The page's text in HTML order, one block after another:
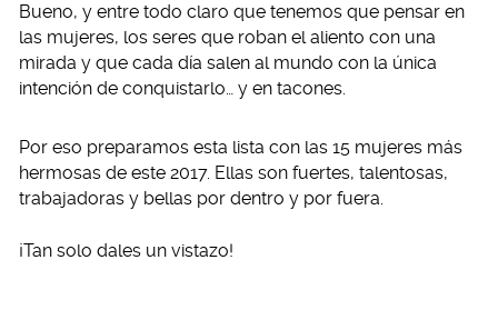
Bueno, y entre todo claro que tenemos que pensar en
las mujeres, los seres que roban el aliento con una
mirada y que cada día salen al mundo con la única
intención de conquistarlo… y en tacones.
Por eso preparamos esta lista con las 15 mujeres más
hermosas de este 2017. Ellas son fuertes, talentosas,
trabajadoras y bellas por dentro y por fuera.
¡Tan solo dales un vistazo!